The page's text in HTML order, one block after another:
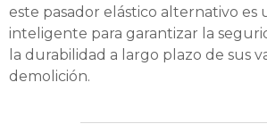
este pasador elástico alternativo es
inteligente para garantizar la
la durabilidad a largo plazo de sus
demolición.